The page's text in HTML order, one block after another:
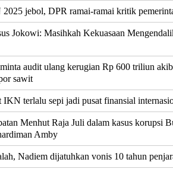
jebol, DPR ramai-ramai kritik
Jokowi: Masihkah Kekuasaan
audit ulang kerugian Rp 600 triliun
sawit
IKN terlalu sepi jadi pusat finansial
Menhut Raja Juli dalam kasus korupsi
Amby
Nadiem dijatuhkan vonis 10 tahun